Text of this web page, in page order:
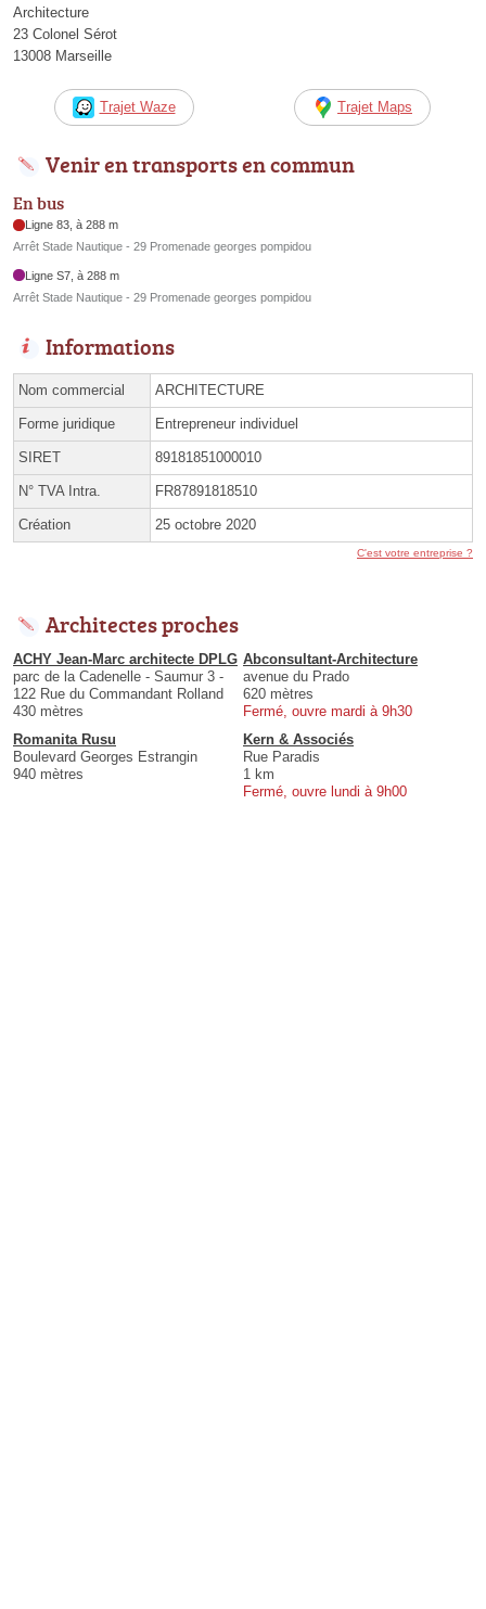
Architecture
23 Colonel Sérot
13008 Marseille
Trajet Waze Trajet Maps
Venir en transports en commun
En bus
Ligne 83, à 288 m
Arrêt Stade Nautique - 29 Promenade georges pompidou
Ligne S7, à 288 m
Arrêt Stade Nautique - 29 Promenade georges pompidou
Informations
Nom commercial ARCHITECTURE
Forme juridique Entrepreneur individuel
SIRET 89181851000010
N° TVA Intra. FR87891818510
Création 25 octobre 2020
C'est votre entreprise ?
Architectes proches
ACHY Jean-Marc architecte DPLG
parc de la Cadenelle - Saumur 3 -
122 Rue du Commandant Rolland
430 mètres
Abconsultant-Architecture
avenue du Prado
620 mètres
Fermé, ouvre mardi à 9h30
Romanita Rusu
Boulevard Georges Estrangin
940 mètres
Kern & Associés
Rue Paradis
1 km
Fermé, ouvre lundi à 9h00